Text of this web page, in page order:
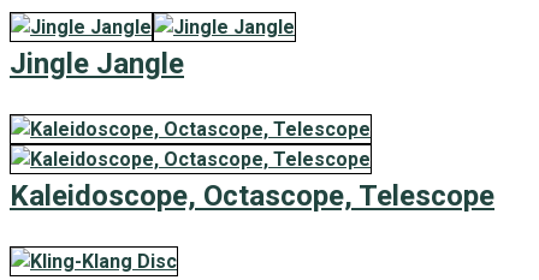
Jingle Jangle
Kaleidoscope, Octascope, Telescope